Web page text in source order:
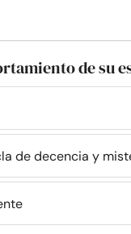
de su
de decencia y